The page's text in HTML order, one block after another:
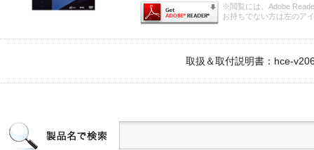
※閲覧には、Adobe
お持ちでない方は左のア
取扱＆取付説明書：hce-